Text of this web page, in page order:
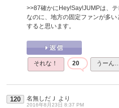
>>87確かにHey!Say!JUMPは、
なのに、地方の固定ファンが多
すると思います。
それな！ 20 うーん
120 名無しだＪ より
2016年8月23日 8:37 PM